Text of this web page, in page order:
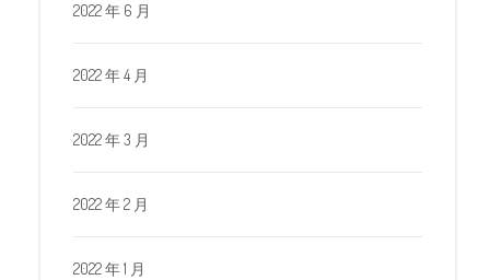
2022 年 6 月
2022 年 4 月
2022 年 3 月
2022 年 2 月
2022 年 1 月